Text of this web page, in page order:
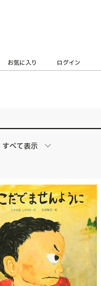
お気に入り ログイン
すべて表示